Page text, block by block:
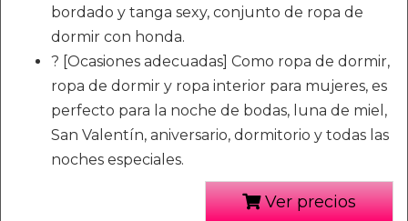
bordado y tanga sexy, conjunto de ropa de
dormir con honda.
? [Ocasiones adecuadas] Como ropa de dormir,
ropa de dormir y ropa interior para mujeres, es
perfecto para la noche de bodas, luna de miel,
San Valentín, aniversario, dormitorio y todas las
noches especiales.
Ver precios